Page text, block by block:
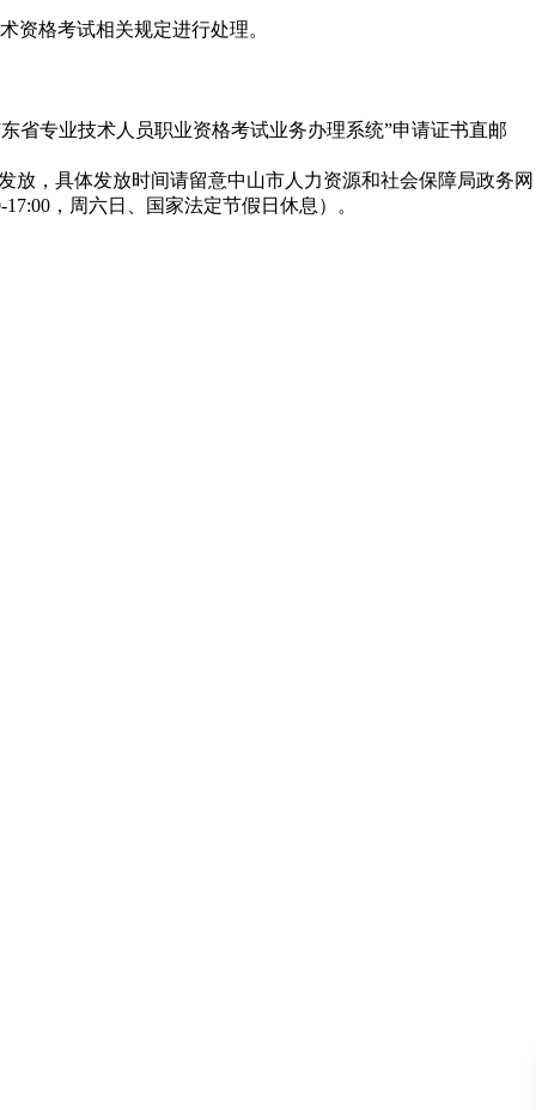
格考试相关规定进行处理。
专业技术人员职业资格考试业务办理系统”申请证书直邮
，具体发放时间请留意中山市人力资源和社会保障局政务网
，周六日、国家法定节假日休息）。